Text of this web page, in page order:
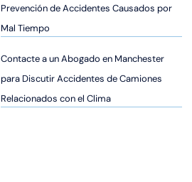
e
P
so
n
al
Prevención de Accidentes Causados por
Mal Tiempo
Contacte a un Abogado en Manchester
para Discutir Accidentes de Camiones
Relacionados con el Clima